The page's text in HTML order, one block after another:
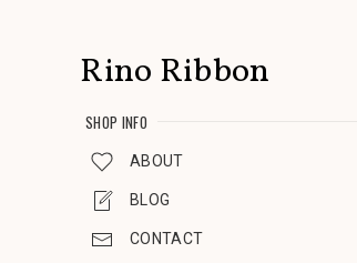
Rino Ribbon
SHOP INFO
ABOUT
BLOG
CONTACT